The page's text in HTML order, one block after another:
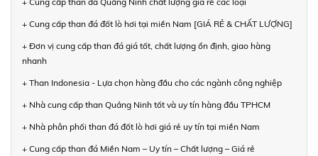
+ Cung cấp than đá đốt lò hơi tại miền Nam [GIÁ RẺ & CHẤT LƯỢNG]
+ Đơn vị cung cấp than đá giá tốt, chất lượng ổn định, giao hàng
nhanh
+ Than Indonesia - Lựa chọn hàng đầu cho các ngành công nghiệp
+ Nhà cung cấp than Quảng Ninh tốt và uy tín hàng đầu TPHCM
+ Nhà phân phối than đá đốt lò hơi giá rẻ uy tín tại miền Nam
+ Cung cấp than đá Miền Nam – Uy tín – Chất lượng – Giá rẻ